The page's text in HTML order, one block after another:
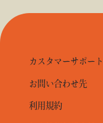
カスタマーサポート
お問い合わせ先
利用規約